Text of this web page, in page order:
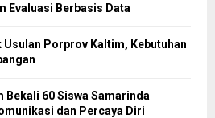
Evaluasi Berbasis Data
Usulan Porprov Kaltim, Kebutuhan
Bekali 60 Siswa Samarinda
dan Percaya Diri